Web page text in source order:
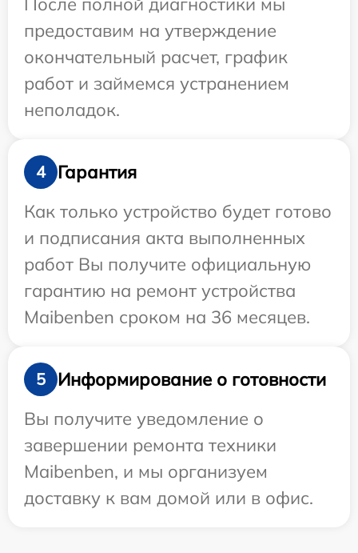
предоставим на утверждение
окончательный расчет, график
работ и займемся устранением
неполадок.
4
Гарантия
Как только устройство будет готово
и подписания акта выполненных
работ Вы получите официальную
гарантию на ремонт устройства
Maibenben сроком на 36 месяцев.
5
Информирование о готовности
Вы получите уведомление о
завершении ремонта техники
Maibenben, и мы организуем
доставку к вам домой или в офис.